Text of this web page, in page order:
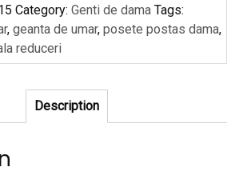
Category: Genti de dama Tags:
, geanta de umar, posete postas dama,
reduceri
Description